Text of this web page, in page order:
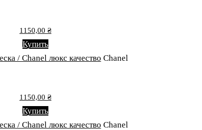
1150,00 ₴
Купить
Chanel
1150,00 ₴
Купить
Chanel